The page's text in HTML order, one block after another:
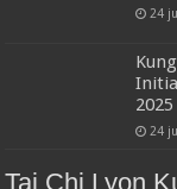
24
2025
24
Tai Chi Lyon